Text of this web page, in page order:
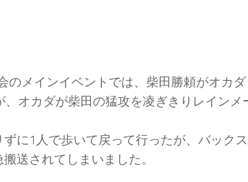
メインイベントでは、柴田勝頼がオカ
オカダが柴田の猛攻を凌ぎきりレイン
に1人で歩いて戻って行ったが、バック
送されてしまいました。